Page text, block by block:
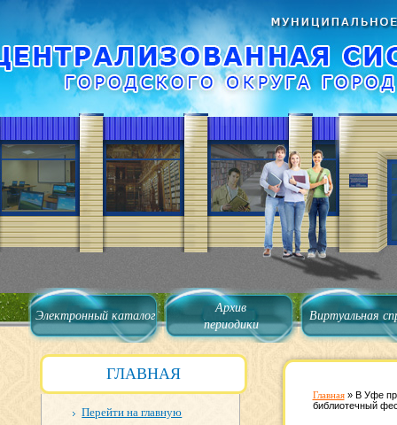
Электронный каталог
Архив
периодики
Виртуальная
ГЛАВНАЯ
Перейти на главную
Главная» В Уфе
библиотечный